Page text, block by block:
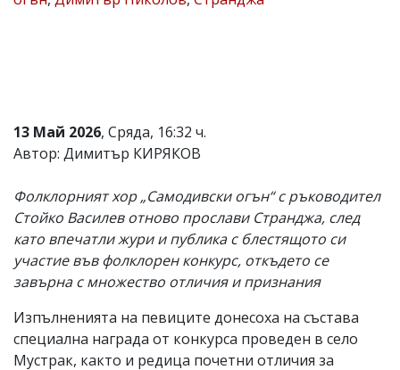
и
редакцията
не
отговорност
за
тях!
Ако
откриете
обиден
за
коментар,
моля
сигнализирайте
13 Май 2026, Сряда, 16:32 ч.
Автор: Димитър КИРЯКОВ
Фолклорният хор „Самодивски огън“ с ръководител
Стойко Василев отново прослави Странджа, след
като впечатли жури и публика с блестящото си
участие във фолклорен конкурс, откъдето се
завърна с множество отличия и признания
Изпълненията на певиците донесоха на състава
специална награда от конкурса проведен в село
Мустрак, както и редица почетни отличия за